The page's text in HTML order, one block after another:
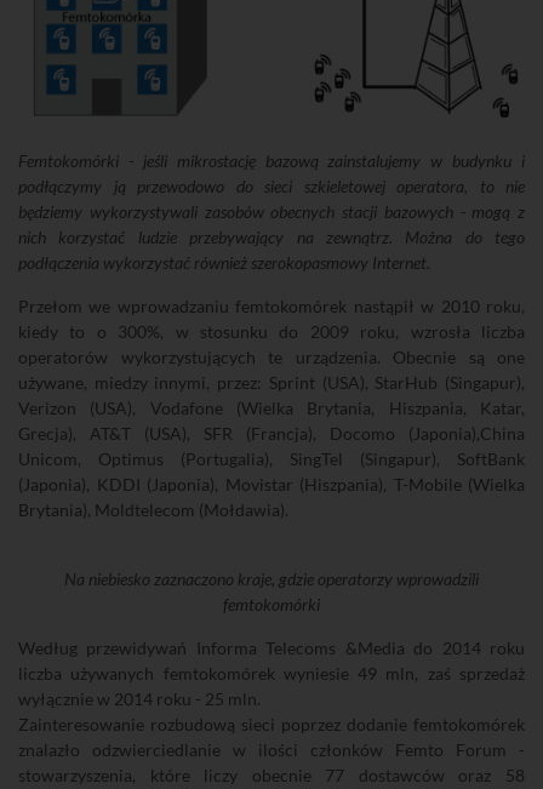
Femtokomórki - jeśli mikrostację bazową zainstalujemy w budynku i
podłączymy ją przewodowo do sieci szkieletowej operatora, to nie
będziemy wykorzystywali zasobów obecnych stacji bazowych - mogą z
nich korzystać ludzie przebywający na zewnątrz. Można do tego
podłączenia wykorzystać również szerokopasmowy Internet.
Przełom we wprowadzaniu femtokomórek nastąpił w 2010 roku,
kiedy to o 300%, w stosunku do 2009 roku, wzrosła liczba
operatorów wykorzystujących te urządzenia. Obecnie są one
używane, miedzy innymi, przez: Sprint (USA), StarHub (Singapur),
Verizon (USA), Vodafone (Wielka Brytania, Hiszpania, Katar,
Grecja), AT&T (USA), SFR (Francja), Docomo (Japonia),China
Unicom, Optimus (Portugalia), SingTel (Singapur), SoftBank
(Japonia), KDDI (Japonia), Movistar (Hiszpania), T-Mobile (Wielka
Brytania), Moldtelecom (Mołdawia).
Na niebiesko zaznaczono kraje, gdzie operatorzy wprowadzili
femtokomórki
Według przewidywań Informa Telecoms &Media do 2014 roku
liczba używanych femtokomórek wyniesie 49 mln, zaś sprzedaż
wyłącznie w 2014 roku - 25 mln.
Zainteresowanie rozbudową sieci poprzez dodanie femtokomórek
znalazło odzwierciedlanie w ilości członków Femto Forum -
stowarzyszenia, które liczy obecnie 77 dostawców oraz 58